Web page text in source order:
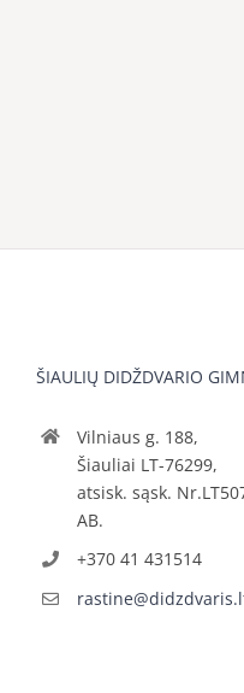
ŠIAULIŲ DIDŽDVARIO
Vilniaus g. 188,
Šiauliai LT-76299,
atsisk. sąsk.
AB.
+370 41 431514